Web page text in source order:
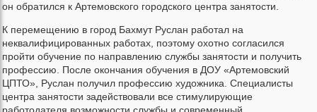
он обратился к Артемовского городского центра занятости.
К перемещению в город Бахмут Руслан работал на
неквалифицированных работах, поэтому охотно согласился
пройти обучение по направлению службы занятости и получить
профессию. После окончания обучения в ДОУ «Артемовский
ЦПТО», Руслан получил профессию художника. Специалисты
центра занятости задействовали все стимулирующие